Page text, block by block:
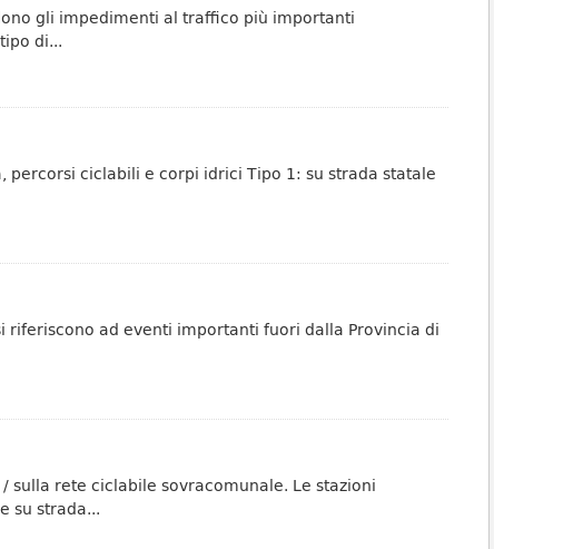
gli impedimenti al traffico più importanti
di...
ciclabili e corpi idrici Tipo 1: su strada statale
ad eventi importanti fuori dalla Provincia di
rete ciclabile sovracomunale. Le stazioni
su strada...